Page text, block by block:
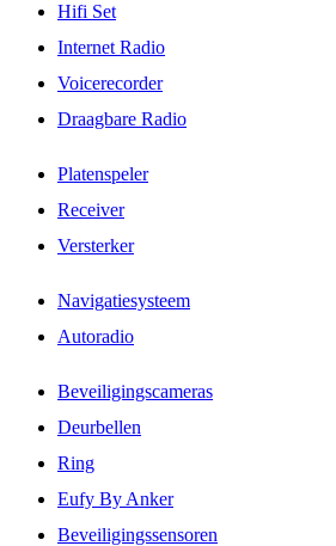
Hifi Set
Internet Radio
Voicerecorder
Draagbare Radio
Platenspeler
Receiver
Versterker
Navigatiesysteem
Autoradio
Beveiligingscameras
Deurbellen
Ring
Eufy By Anker
Beveiligingssensoren